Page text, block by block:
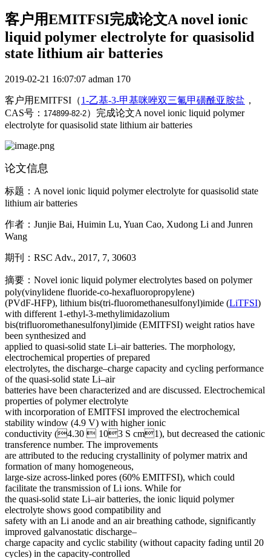
客户用EMITFSI完成论文A novel ionic
liquid polymer electrolyte for quasisolid
state lithium air batteries
2019-02-21 16:07:07 adman 170
客户用EMITFSI（1-乙基-3-甲基咪唑双三氟甲磺酰亚胺盐 ，
CAS号： 174899-82-2）完成论文A novel ionic liquid polymer
electrolyte for quasisolid state lithium air batteries
论文信息
标题：A novel ionic liquid polymer electrolyte for quasisolid state
lithium air batteries
作者：Junjie Bai, Huimin Lu, Yuan Cao, Xudong Li and Junren
Wang
期刊：RSC Adv., 2017, 7, 30603
摘要：Novel ionic liquid polymer electrolytes based on polymer
poly(vinylidene fluoride-co-hexafluoropropylene)
(PVdF-HFP), lithium bis(tri-fluoromethanesulfonyl)imide (LiTFSI)
with different 1-ethyl-3-methylimidazolium
bis(trifluoromethanesulfonyl)imide (EMITFSI) weight ratios have
been synthesized and
applied to quasi-solid state Li–air batteries. The morphology,
electrochemical properties of prepared
electrolytes, the discharge–charge capacity and cycling performance
of the quasi-solid state Li–air
batteries have been characterized and are discussed. Electrochemical
properties of polymer electrolyte
with incorporation of EMITFSI improved the electrochemical
stability window (4.9 V) with higher ionic
conductivity (4.30  103 S cm1), but decreased the cationic
transference number. The improvements
are attributed to the reducing crystallinity of polymer matrix and
formation of many homogeneous,
large-size across-linked pores (60% EMITFSI), which could
facilitate the transmission of Li ions. While for
the quasi-solid state Li–air batteries, the ionic liquid polymer
electrolyte shows good compatibility and
safety with an Li anode and an air breathing cathode, significantly
improved galvanostatic discharge–
charge capacity and cyclic stability (without capacity fading until 20
cycles) in the capacity-controlled